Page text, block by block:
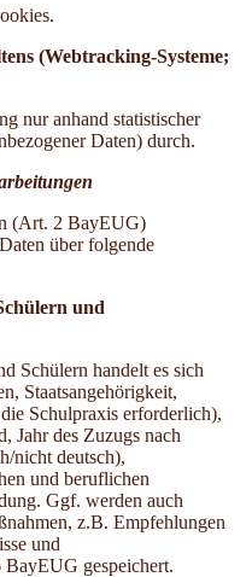
(Webtracking-Systeme;
nur anhand statistischer
Daten) durch.
(Art. 2 BayEUG)
über folgende
und
Schülern handelt es sich
Staatsangehörigkeit,
Schulpraxis erforderlich),
Jahr des Zuzugs nach
nicht deutsch),
und beruflichen
Ggf. werden auch
z.B. Empfehlungen
und
gespeichert.